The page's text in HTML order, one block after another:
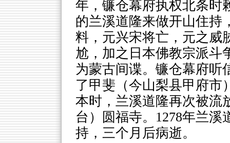
年，镰仓幕府执权北条时
的兰溪道隆来做开山住持
料，元兴宋将亡，元之威
尬，加之日本佛教宗派斗
为蒙古间谍。镰仓幕府听
了甲斐（今山梨县甲府市
本时，兰溪道隆再次被流
台）圆福寺。1278年兰
持，三个月后病逝。